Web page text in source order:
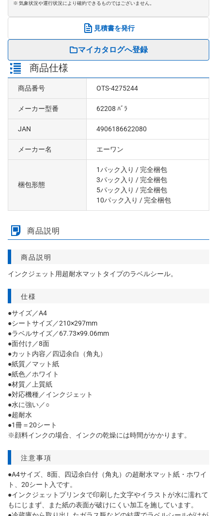
※ 気象状況や運行状況により確約できるものではございません。
見積書を発行
マイカタログへ登録
商品仕様
商品番号 OTS-4275244
メーカー型番 62208 ﾊﾞﾗ
JAN 4906186622080
メーカー名 エーワン
梱包形態
1パック入り / 完全梱包
3パック入り / 完全梱包
5パック入り / 完全梱包
10パック入り / 完全梱包
商品説明
商品説明
インクジェット用超耐水マットタイプのラベルシール。
仕様
●サイズ／A4
●シートサイズ／210×297mm
●ラベルサイズ／67.73×99.06mm
●面付け／8面
●カット内容／四辺余白（角丸）
●紙質／マット紙
●紙色／ホワイト
●材質／上質紙
●対応機種／インクジェット
●水に強い／○
●超耐水
●1冊＝20シート
※顔料インクの場合、インクの乾燥には時間がかかります。
注意事項
●A4サイズ、8面、四辺余白付（角丸）の超耐水マット紙・ホワイ
ト、20シート入です。
●インクジェットプリンタで印刷した文字やイラストが水に濡れて
もにじまず、また紙の表面が破けにくい加工を施しています。